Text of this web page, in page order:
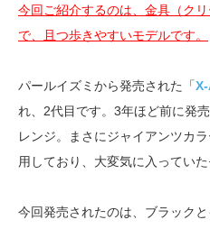
今回ご紹介するのは、金具（ク
で、且つ歩きやすいモデルです。
パールイズミから発売された「
れ、2代目です。3年ほど前に発
レンジ。まさにジャイアンツカ
用しており、大変気に入っていた
今回発売されたのは、ブラック